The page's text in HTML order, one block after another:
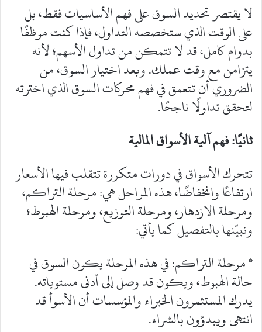
‎لا يقتصر تحديد السوق على فهم الأساسيات فقط، بل
على الوقت الذي ستخصصه التداول، فإذا كنت موظفًا
بدوام كامل، قد لا تتمكن من تداول الأسهم؛ لأنه
يتزامن مع وقت عملك. وبعد اختيار السوق، من
الضروري أن تتعمق في فهم محركات السوق الذي اخترته
لتحقق تداولًا ناجحًا.
ثانيًا: فهم آلية الأسواق المالية
‎تتحرك الأسواق في دورات متكررة تتقلب فيها الأسعار
ارتفاعًا وانخفاضًا، هذه المراحل هي: مرحلة التراكم،
ومرحلة الازدهار، ومرحلة التوزيع، ومرحلة الهبوط؛
ونبيّنها بالتفصيل كما يأتي:
* مرحلة التراكم: في هذه المرحلة يكون السوق في
حالة الهبوط، ويكون قد وصل إلى أدنى مستوياته.
يدرك المستثمرون الخبراء والمؤسسات أن الأسوأ قد
انتهى ويبدؤون بالشراء.